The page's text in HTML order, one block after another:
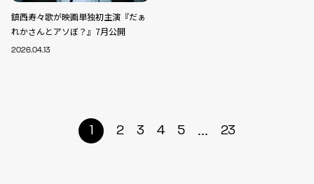
鎮西寿々歌が映画単独初主演『だぁ
れかさんとアソぼ？』7月公開
2026.04.13
1 2 3 4 5 ... 23